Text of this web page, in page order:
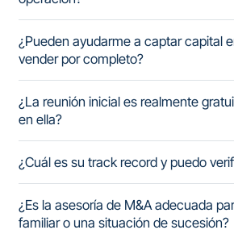
¿Pueden ayudarme a captar capital
vender por completo?
¿La reunión inicial es realmente
en ella?
¿Cuál es su track record y puedo
¿Es la asesoría de M&A adecuada
familiar o una situación de sucesión?